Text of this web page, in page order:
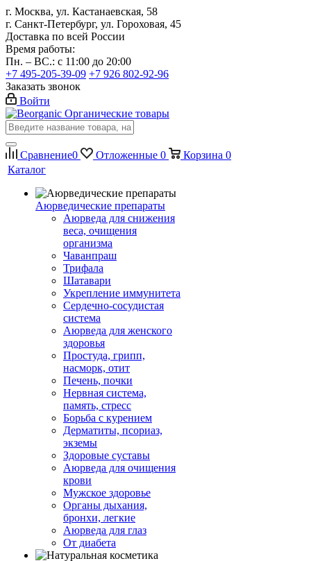
г. Москва, ул. Кастанаевская, 58
г. Санкт-Петербург, ул. Гороховая, 45
Доставка по всей России
Время работы:
Пн. – ВС.: с 11:00 до 20:00
+7 495-205-39-09 +7 926 802-92-96
Заказать звонок
Войти
Органические товары
Сравнение0 Отложенные 0 Корзина 0
Каталог
Аюрведические препараты
Аюрведа для снижения
веса, очищения
организма
Чаванпраш
Трифала
Шатавари
Укрепление иммунитета
Сердечно-сосудистая
система
Аюрведа для женского
здоровья
Простуда, грипп,
насморк, отит
Печень, почки
Нервная система,
память, стресс
Борьба с курением
Дерматиты, псориаз,
экземы
Здоровые суставы
Аюрведа для очищения
крови
Мужское здоровье
Органы дыхания,
бронхи, легкие
Аюрведа для глаз
От диабета